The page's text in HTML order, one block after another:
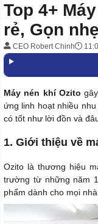
Top 4+
rẻ, Gọn
CEO Robert Chinh
Máy nén khí Ozito
ứng linh hoạt nhiều
có tốt như lời đồn và
1. Giới thiệu về
Ozito là thương hiệu
trường từ những năm
phẩm dành cho mọi